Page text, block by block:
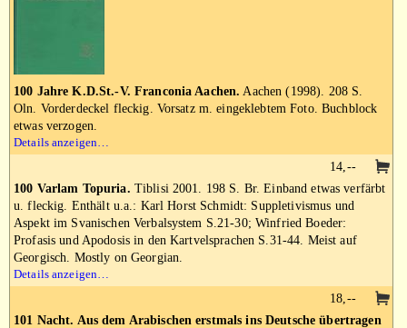
100 Jahre K.D.St.-V. Franconia Aachen. Aachen (1998). 208 S.
Oln. Vorderdeckel fleckig. Vorsatz m. eingeklebtem Foto. Buchblock
etwas verzogen.
Details anzeigen…
100 Varlam Topuria. Tiblisi 2001. 198 S. Br. Einband etwas verfärbt
u. fleckig. Enthält u.a.: Karl Horst Schmidt: Suppletivismus und
Aspekt im Svanischen Verbalsystem S.21-30; Winfried Boeder:
Profasis und Apodosis in den Kartvelsprachen S.31-44. Meist auf
Georgisch. Mostly on Georgian.
Details anzeigen…
14,--
101 Nacht. Aus dem Arabischen erstmals ins Deutsche übertragen
18,--